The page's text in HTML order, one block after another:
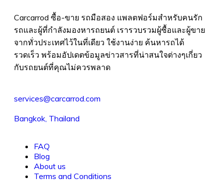
Carcarrod ซื้อ-ขาย รถมือสอง แพลตฟอร์มสำหรับคนรัก
รถและผู้ที่กำลังมองหารถยนต์ เรารวบรวมผู้ซื้อและผู้ขาย
จากทั่วประเทศไว้ในที่เดียว ใช้งานง่าย ค้นหารถได้
รวดเร็ว พร้อมอัปเดตข้อมูลข่าวสารที่น่าสนใจต่างๆเกี่ยว
กับรถยนต์ที่คุณไม่ควรพลาด
services@carcarrod.com
Bangkok, Thailand
FAQ
Blog
About us
Terms and Conditions